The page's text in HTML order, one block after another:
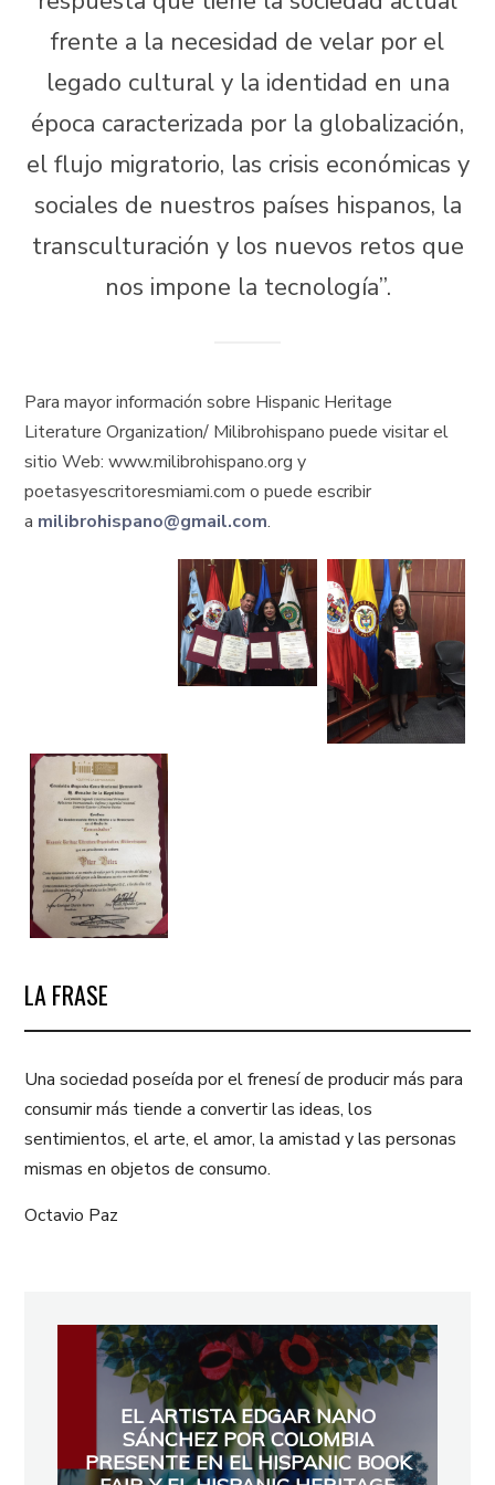
frente a la necesidad de velar por el
legado cultural y la identidad en una
época caracterizada por la globalización,
el flujo migratorio, las crisis económicas y
sociales de nuestros países hispanos, la
transculturación y los nuevos retos que
nos impone la tecnología”.
Para mayor información sobre Hispanic Heritage
Literature Organization/ Milibrohispano puede visitar el
sitio Web: www.milibrohispano.org y
poetasyescritoresmiami.com o puede escribir
a milibrohispano@gmail.com.
LA FRASE
Una sociedad poseída por el frenesí de producir más para
consumir más tiende a convertir las ideas, los
sentimientos, el arte, el amor, la amistad y las personas
mismas en objetos de consumo.
Octavio Paz
EL ARTISTA EDGAR NANO
SÁNCHEZ POR COLOMBIA
PRESENTE EN EL HISPANIC BOOK